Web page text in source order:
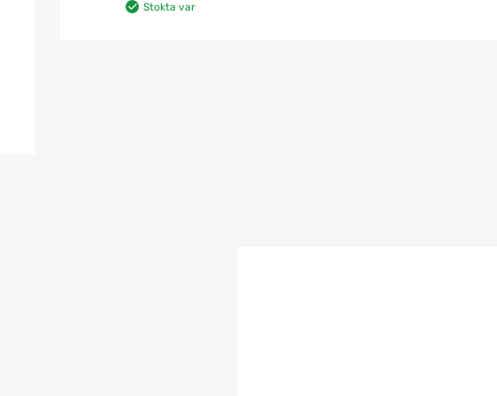
Stokta var